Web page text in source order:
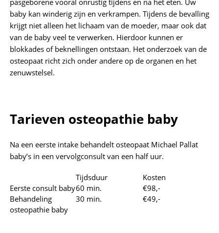
pasgeborene vooral onrustig tijdens en na het eten. Uw
baby kan winderig zijn en verkrampen. Tijdens de bevalling
krijgt niet alleen het lichaam van de moeder, maar ook dat
van de baby veel te verwerken. Hierdoor kunnen er
blokkades of beknellingen ontstaan. Het onderzoek van de
osteopaat richt zich onder andere op de organen en het
zenuwstelsel.
Tarieven osteopathie baby
Na een eerste intake behandelt osteopaat Michael Pallat
baby’s in een vervolgconsult van een half uur.
Tijdsduur
Kosten
Eerste consult baby60 min.
€98,-
Behandeling
osteopathie baby
30 min. €49,-